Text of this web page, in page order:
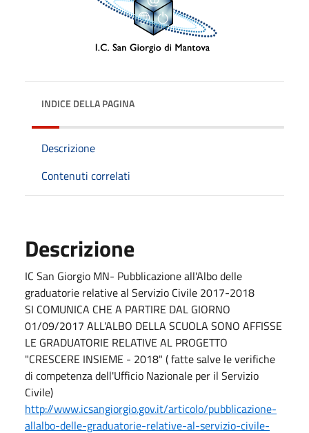
INDICE DELLA PAGINA
Descrizione
Contenuti correlati
Descrizione
IC San Giorgio MN- Pubblicazione all'Albo delle
graduatorie relative al Servizio Civile 2017-2018
SI COMUNICA CHE A PARTIRE DAL GIORNO
01/09/2017 ALL'ALBO DELLA SCUOLA SONO AFFISSE
LE GRADUATORIE RELATIVE AL PROGETTO
"CRESCERE INSIEME - 2018" ( fatte salve le verifiche
di competenza dell'Ufficio Nazionale per il Servizio
Civile)
http://www.icsangiorgio.gov.it/articolo/pubblicazione-
allalbo-delle-graduatorie-relative-al-servizio-civile-